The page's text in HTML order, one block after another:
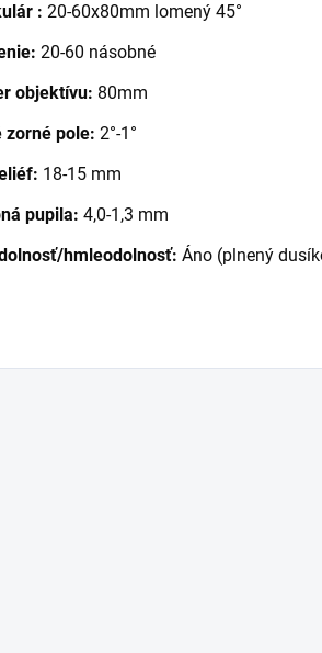
: 20-60x80mm lomený 45°
20-60 násobné
objektívu: 80mm
zorné pole: 2°-1°
18-15 mm
pupila: 4,0-1,3 mm
hmleodolnosť: Áno (plnený